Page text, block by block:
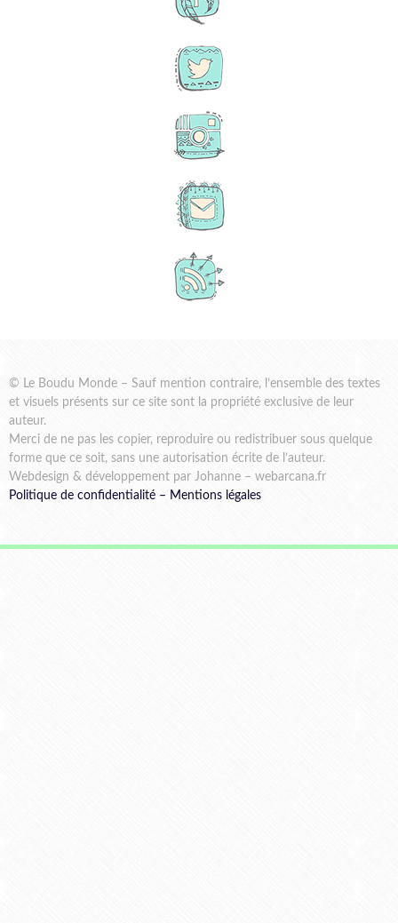
© Le Boudu Monde – Sauf mention contraire, l’ensemble des textes
et visuels présents sur ce site sont la propriété exclusive de leur
auteur.
Merci de ne pas les copier, reproduire ou redistribuer sous quelque
forme que ce soit, sans une autorisation écrite de l’auteur.
Webdesign & développement par Johanne – webarcana.fr
Politique de confidentialité – Mentions légales